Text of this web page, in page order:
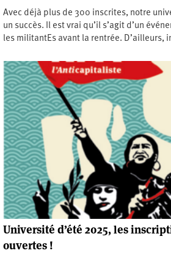
Avec déjà plus de 300 inscrites, notre
un succès. Il est vrai qu’il s’agit d’un
les militantEs avant la rentrée. D’ailleurs,
Université d’été 2025, les
ouvertes !